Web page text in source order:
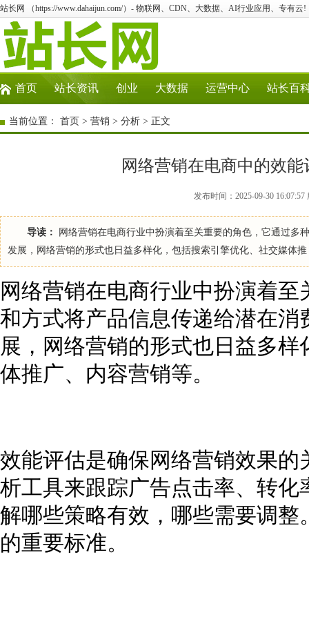
站长网 （https://www.dahaijun.com/）- 物联网、CDN、大数据、AI行业应用、专有云!
首页 站长资讯 创业 大数据 运营中心 站长百
当前位置： 首页 > 营销 > 分析 > 正文
网络营销在电商中的效
发布时间：2025-09-30
导读：
网络营销在电商行业中扮演着至关重要的角色，它通过多
发展，网络营销的形式也日益多样化，包括搜索引擎优化、社交媒体推
网络营销在电商行业中扮演着
和方式将产品信息传递给潜在
展，网络营销的形式也日益多
体推广、内容营销等。
效能评估是确保网络营销效果
析工具来跟踪广告点击率、转
解哪些策略有效，哪些需要调
的重要标准。